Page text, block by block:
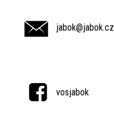
jabok@jabok.cz
vosjabok